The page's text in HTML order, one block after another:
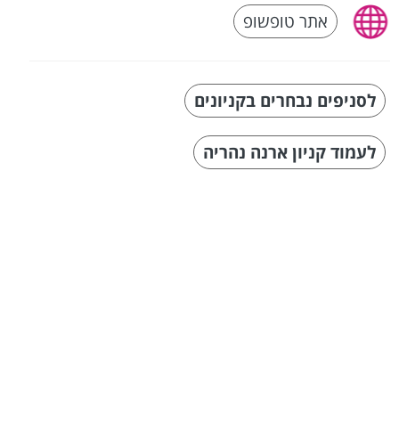
אתר טופשופ
לסניפים נבחרים בקניונים
לעמוד קניון ארנה נהריה